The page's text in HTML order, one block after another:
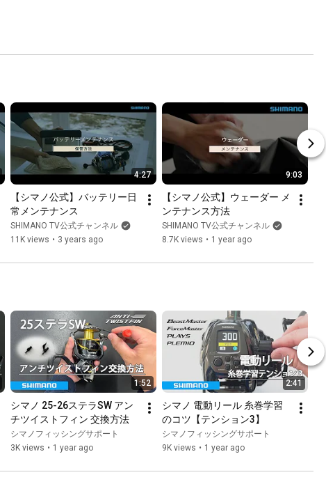
4:27
【シマノ公式】バッテリー日
常メンテナンス
SHIMANO TV公式チャンネル
11K views • 3 years ago
9:03
【シマノ公式】ウェーダー メ
ンテナンス方法
SHIMANO TV公式チャンネル
8.7K views • 1 year ago
1:52
シマノ 25-26ステラSW アン
チツイストフィン 交換方法
シマノフィッシングサポート
3K views • 1 year ago
2:41
シマノ 電動リール 糸巻学習
のコツ【テンション3】
シマノフィッシングサポート
9K views • 1 year ago